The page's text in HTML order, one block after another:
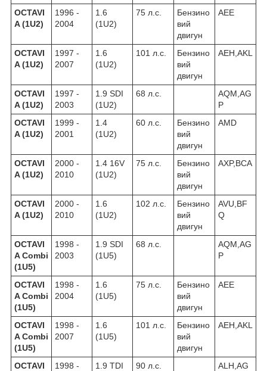
OCTAVI
A (1U2)
1996 -
2004
1.6
(1U2)
75 л.с.
Бензино
вий
двигун
AEE
OCTAVI
A (1U2)
1997 -
2007
1.6
(1U2)
101 л.с.
Бензино
вий
двигун
AEH,AKL
OCTAVI
A (1U2)
1997 -
2003
1.9 SDI
(1U2)
68 л.с.
AQM,AG
P
OCTAVI
A (1U2)
1999 -
2001
1.4
(1U2)
60 л.с.
Бензино
вий
двигун
AMD
OCTAVI
A (1U2)
2000 -
2010
1.4 16V
(1U2)
75 л.с.
Бензино
вий
двигун
AXP,BCA
OCTAVI
A (1U2)
2000 -
2010
1.6
(1U2)
102 л.с.
Бензино
вий
двигун
AVU,BF
Q
OCTAVI
A Combi
(1U5)
1998 -
2003
1.9 SDI
(1U5)
68 л.с.
AQM,AG
P
OCTAVI
A Combi
(1U5)
1998 -
2004
1.6
(1U5)
75 л.с.
Бензино
вий
двигун
AEE
OCTAVI
A Combi
(1U5)
1998 -
2007
1.6
(1U5)
101 л.с.
Бензино
вий
двигун
AEH,AKL
OCTAVI
1998 -
1.9 TDI
90 л.с.
ALH,AG